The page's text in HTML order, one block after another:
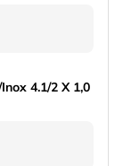
4.1/2 X 1,0